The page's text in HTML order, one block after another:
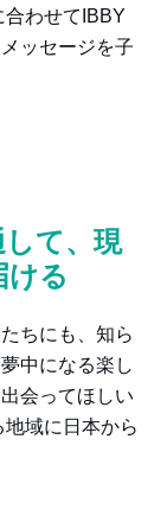
わせてIBBY
ッセージを子
して、現
ける
ちにも、知ら
中になる楽し
会ってほしい
域に日本から